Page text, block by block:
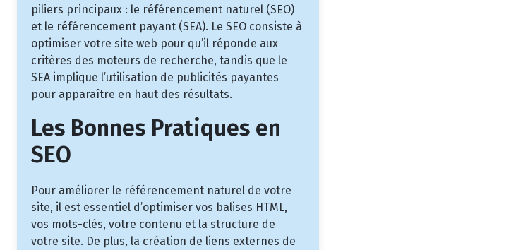
piliers principaux : le référencement naturel (SEO)
et le référencement payant (SEA). Le SEO consiste à
optimiser votre site web pour qu’il réponde aux
critères des moteurs de recherche, tandis que le
SEA implique l’utilisation de publicités payantes
pour apparaître en haut des résultats.
Les Bonnes Pratiques en
SEO
Pour améliorer le référencement naturel de votre
site, il est essentiel d’optimiser vos balises HTML,
vos mots-clés, votre contenu et la structure de
votre site. De plus, la création de liens externes de